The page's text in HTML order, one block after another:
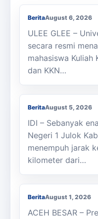
BeritaAugust 6, 2026
ULEE GLEE –
secara resmi
mahasiswa Kuliah
dan KKN…
Berjalan Kaki ke
SMAN 1 Julok
BeritaAugust 5, 2026
IDI – Sebanyak
Negeri 1 Julok
menempuh jarak
kilometer dari…
Membanggakan,
Raih Juara LKS
BeritaAugust 1, 2026
ACEH BESAR –